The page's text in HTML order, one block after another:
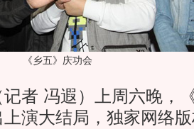
《乡五》庆功会
冯遐）上周六晚，
上演大结局，独家网络